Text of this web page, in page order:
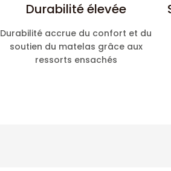
Durabilité élevée
Durabilité accrue du confort et du
soutien du matelas grâce aux
ressorts ensachés